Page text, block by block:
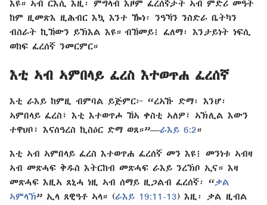
እዩ። ኣብ ርእሲ እዚ፡ ምግላብ እዞም ፈረሰኛታት ኣብ ምድሪ መዓት
ከም ዚመጽእ ዚሕብር እኳ እንተ ዀነ፡ ንዓኻን ንስድራ ቤትካን
ብስራት ኪኸውን ይኽእል እዩ። ብኸመይ፧ ፈለማ፡ እንታይነት ነፍሲ
ወከፍ ፈረሰኛ ንመርምር።
እቲ ኣብ ኣምበላይ ፈረስ እተወጥሐ ፈረሰኛ
እቲ ራእይ ከምዚ ብምባል ይጅምር፦ “ረኣኹ ድማ፡ እንሆ፡
ኣምበላይ ፈረስ፣ እቲ እተወጥሖ ኸኣ ቀስቲ ኣለዎ፣ ኣኽሊል እውን
ተዋህቦ፣ እናሰዓረስ ኪስዕር ድማ ወጸ።”—ራእይ 6:2።
እቲ ኣብ ኣምበላይ ፈረስ እተወጥሐ ፈረሰኛ መን እዩ፧ መንነቱ ኣብዛ
ኣብ መጽሓፍ ቅዱስ እትርከብ መጽሓፍ ራእይ ንረኽቦ ኢና። እዛ
መጽሓፍ እዚኣ ጸኒሓ ነዚ ኣብ ሰማይ ዚጋልብ ፈረሰኛ፡ “ቃል
ኣምላኽ” ኢላ ጸዊዓቶ ኣላ። (ራእይ 19:11-13) እዚ፡ ቃል ዚብል